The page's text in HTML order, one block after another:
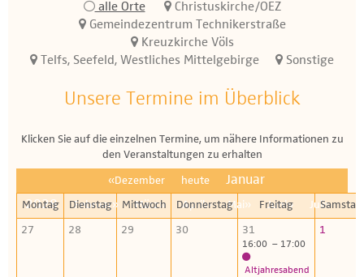
alle Orte
Christuskirche/OEZ
Gemeindezentrum Technikerstraße
Kreuzkirche Völs
Telfs, Seefeld, Westliches Mittelgebirge
Sonstige
Unsere Termine im Überblick
Klicken Sie auf die einzelnen Termine, um nähere Informationen zu
den Veranstaltungen zu erhalten
«Dezember heute
Januar
2028
Februar» März» April» Mai» Juni» Juli»
Montag Dienstag Mittwoch Donnerstag Freitag Samstag
27 28 29 30 31
16:00 – 17:00
Altjahresabend
1